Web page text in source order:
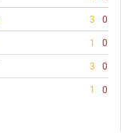
3 0
1 0
3 0
1 0